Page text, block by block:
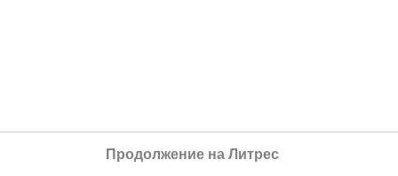
Продолжение на Литрес